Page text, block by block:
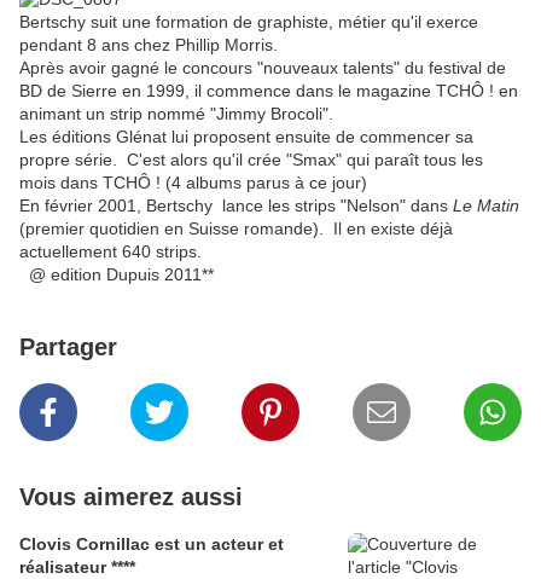
Bertschy suit une formation de graphiste, métier qu'il exerce
pendant 8 ans chez Phillip Morris.
Après avoir gagné le concours "nouveaux talents" du festival de
BD de Sierre en 1999, il commence dans le magazine TCHÔ ! en
animant un strip nommé "Jimmy Brocoli".
Les éditions Glénat lui proposent ensuite de commencer sa
propre série. C'est alors qu'il crée "Smax" qui paraît tous les
mois dans TCHÔ ! (4 albums parus à ce jour)
En février 2001, Bertschy lance les strips "Nelson" dans Le Matin
(premier quotidien en Suisse romande). Il en existe déjà
actuellement 640 strips.
@ edition Dupuis 2011**
Partager
Vous aimerez aussi
Clovis Cornillac est un acteur et
réalisateur ****